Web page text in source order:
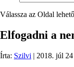
Válassza az Oldal
Elfogadni a
Írta: Szilvi | 2018. júl 24